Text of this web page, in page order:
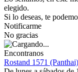
elegido.
Si lo deseas, te
Notificarme
No gracias
Encontranos
Rostand 1571 (Panthai)